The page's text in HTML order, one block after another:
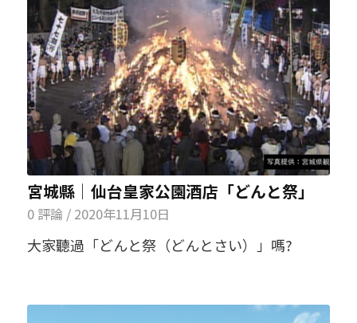
宮城縣│仙台皇家公園酒店「どんと祭」
0 評論 / 2020年11月10日
大家聽過「どんと祭（どんとさい）」嗎?